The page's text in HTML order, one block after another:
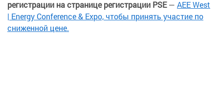
регистрации на странице регистрации PSE— AEE West
| Energy Conference & Expo, чтобы принять участие по
сниженной цене.